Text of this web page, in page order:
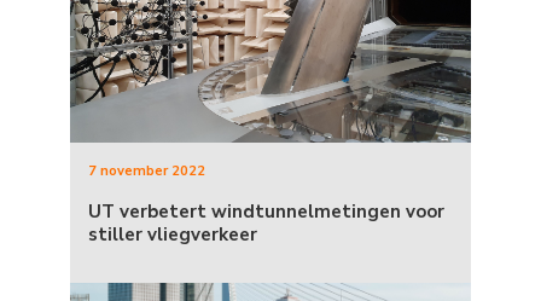
7 november 2022
UT verbetert windtunnelmetingen voor
stiller vliegverkeer